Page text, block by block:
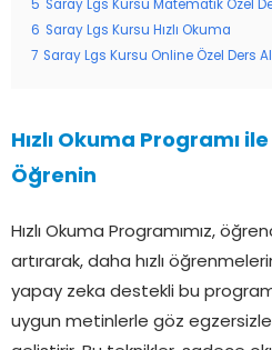
5 Saray Lgs Kursu Matematik Özel
6 Saray Lgs Kursu Hızlı Okuma
7 Saray Lgs Kursu Online Özel Ders
Hızlı Okuma Programı
Öğrenin
Hızlı Okuma Programımız,
artırarak, daha hızlı
yapay zeka destekli bu
uygun metinlerle göz